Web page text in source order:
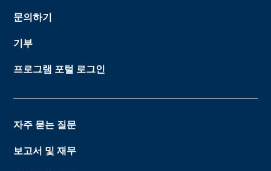
문의하기
기부
프로그램 포털 로그인
자주 묻는 질문
보고서 및 재무